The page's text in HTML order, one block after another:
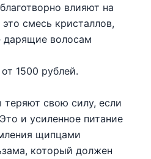
влияют на
смесь кристаллов,
дарящие волосам
1500 рублей.
свою силу, если
и усиленное питание
щипцами
который должен